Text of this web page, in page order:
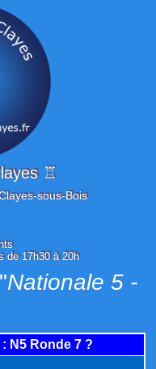
♖
sous-Bois
de 17h30 à 20h
Nationale 5 -
N5 Ronde 7 ?